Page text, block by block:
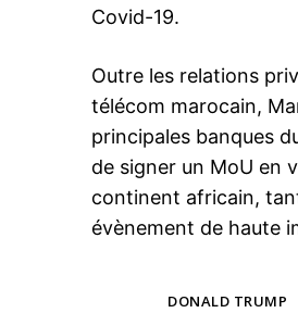
Covid-19.
Outre les relations
télécom marocain,
principales banques
de signer un MoU en
continent africain,
évènement de haute
DONALD TRUMP